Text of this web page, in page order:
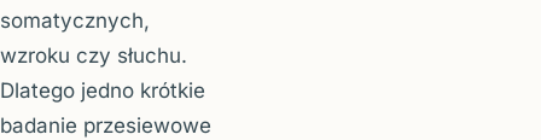
somatycznych,
wzroku czy słuchu.
Dlatego jedno krótkie
badanie przesiewowe